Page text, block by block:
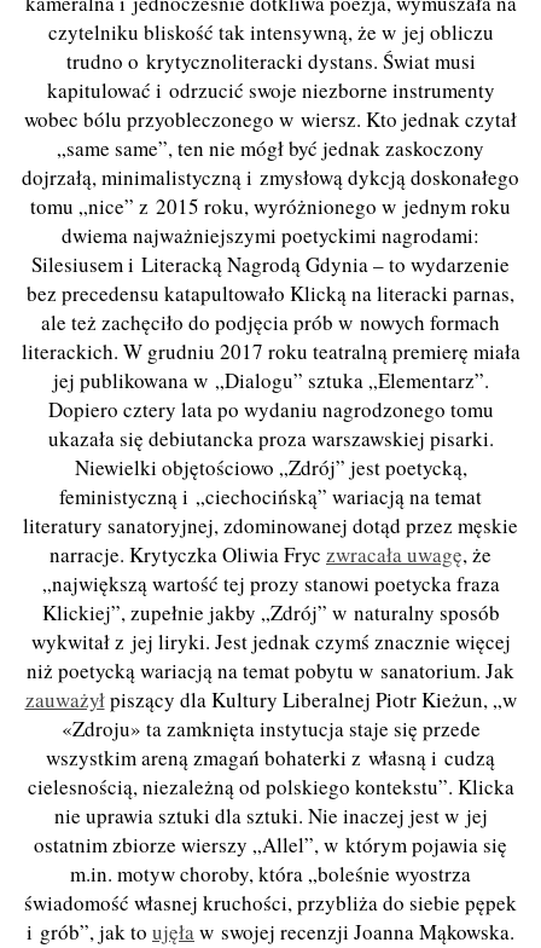
czytelniku bliskość tak intensywną, że w jej obliczu
trudno o krytycznoliteracki dystans. Świat musi
kapitulować i odrzucić swoje niezborne instrumenty
wobec bólu przyobleczonego w wiersz. Kto jednak czytał
„same same”, ten nie mógł być jednak zaskoczony
dojrzałą, minimalistyczną i zmysłową dykcją doskonałego
tomu „nice” z 2015 roku, wyróżnionego w jednym roku
dwiema najważniejszymi poetyckimi nagrodami:
Silesiusem i Literacką Nagrodą Gdynia – to wydarzenie
bez precedensu katapultowało Klicką na literacki parnas,
ale też zachęciło do podjęcia prób w nowych formach
literackich. W grudniu 2017 roku teatralną premierę miała
jej publikowana w „Dialogu” sztuka „Elementarz”.
Dopiero cztery lata po wydaniu nagrodzonego tomu
ukazała się debiutancka proza warszawskiej pisarki.
Niewielki objętościowo „Zdrój” jest poetycką,
feministyczną i „ciechocińską” wariacją na temat
literatury sanatoryjnej, zdominowanej dotąd przez męskie
narracje. Krytyczka Oliwia Fryc zwracała uwagę, że
„największą wartość tej prozy stanowi poetycka fraza
Klickiej”, zupełnie jakby „Zdrój” w naturalny sposób
wykwitał z jej liryki. Jest jednak czymś znacznie więcej
niż poetycką wariacją na temat pobytu w sanatorium. Jak
zauważyłpiszący dla Kultury Liberalnej Piotr Kieżun, „w
«Zdroju» ta zamknięta instytucja staje się przede
wszystkim areną zmagań bohaterki z własną i cudzą
cielesnością, niezależną od polskiego kontekstu”. Klicka
nie uprawia sztuki dla sztuki. Nie inaczej jest w jej
ostatnim zbiorze wierszy „Allel”, w którym pojawia się
m.in. motyw choroby, która „boleśnie wyostrza
świadomość własnej kruchości, przybliża do siebie pępek
i grób”, jak to ujęław swojej recenzji Joanna Mąkowska.